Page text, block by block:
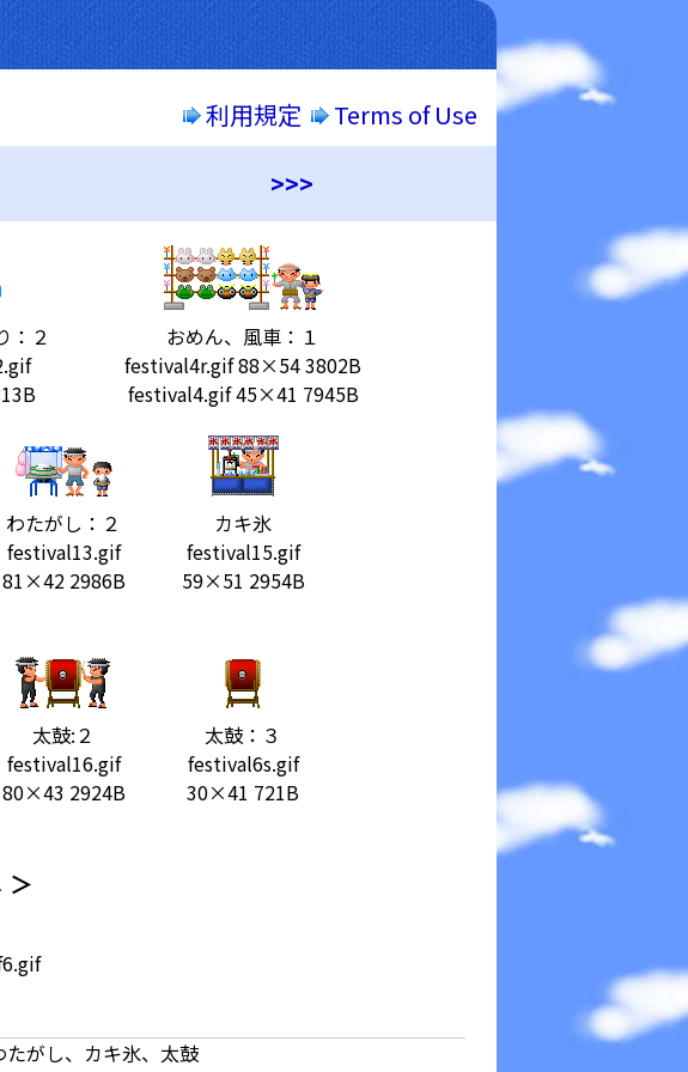
利用規定 Terms of Use
>>>
：２
おめん、風車：１
festival4r.gif 88×54 3802B
festival4.gif 45×41 7945B
わたがし：２
festival13.gif
81×42 2986B
カキ氷
festival15.gif
59×51 2954B
太鼓:２
festival16.gif
80×43 2924B
太鼓：３
festival6s.gif
30×41 721B
＞
がし、カキ氷、太鼓